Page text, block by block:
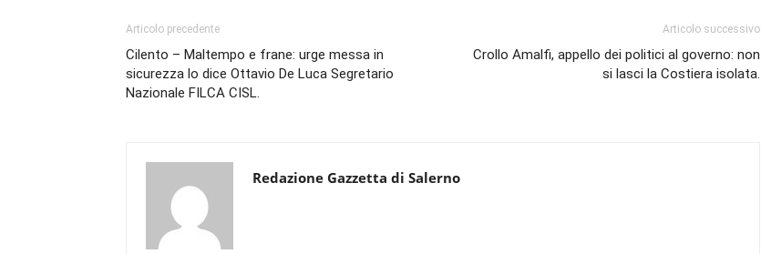
Articolo precedente
Cilento – Maltempo e frane: urge messa in
sicurezza lo dice Ottavio De Luca Segretario
Nazionale FILCA CISL.
Articolo successivo
Crollo Amalfi, appello dei politici al governo: non
si lasci la Costiera isolata.
Redazione Gazzetta di Salerno